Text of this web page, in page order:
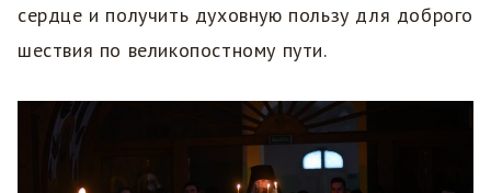
сердце и получить духовную пользу для доброго
шествия по великопостному пути.